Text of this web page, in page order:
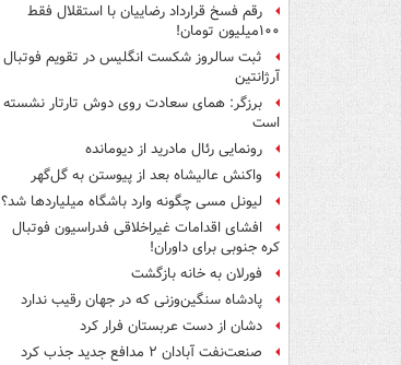
رقم فسخ قرارداد رضاییان با استقلال فقط
۱۰۰میلیون تومان!
ثبت سالروز شکست انگلیس در تقویم فوتبال
آرژانتین
برزگر: همای سعادت روی دوش تارتار نشسته
است
رونمایی رئال مادرید از دیومانده
واکنش عالیشاه بعد از پیوستن به گل‌گهر
لیونل مسی چگونه وارد باشگاه میلیاردها شد؟
افشای اقدامات غیراخلاقی فدراسیون فوتبال
کره جنوبی برای داوران!
فورلان به خانه بازگشت
پادشاه سنگین‌وزنی که در جهان رقیب ندارد
دشان از دست عربستان فرار کرد
صنعت‌نفت آبادان ۲ مدافع جدید جذب کرد